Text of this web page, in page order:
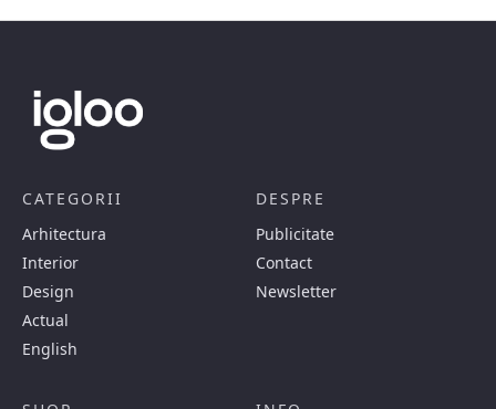
CATEGORII
Arhitectura
Interior
Design
Actual
English
DESPRE
Publicitate
Contact
Newsletter